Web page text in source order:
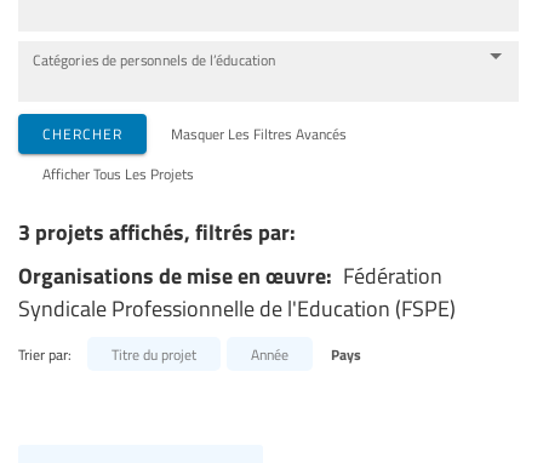
Catégories de personnels de l’éducation
CHERCHER Masquer Les Filtres Avancés
Afficher Tous Les Projets
3 projets affichés, filtrés par:
Organisations de mise en œuvre: Fédération
Syndicale Professionnelle de l'Education (FSPE)
Trier par: Titre du projet Année Pays